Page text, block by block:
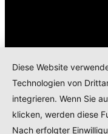
Diese Website
Technologien von
integrieren. Wenn Sie
klicken, werden diese
Nach erfolgter